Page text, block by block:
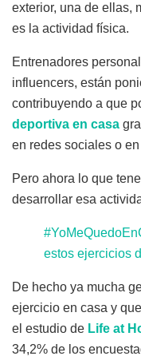
exterior, una de ellas,
es la actividad física.
Entrenadores
influencers, están
contribuyendo a que
deportiva en casa
en redes sociales o
Pero ahora lo que
desarrollar esa
estos ejercicios
De hecho ya mucha
ejercicio en casa y
el estudio de Life at
34,2% de los